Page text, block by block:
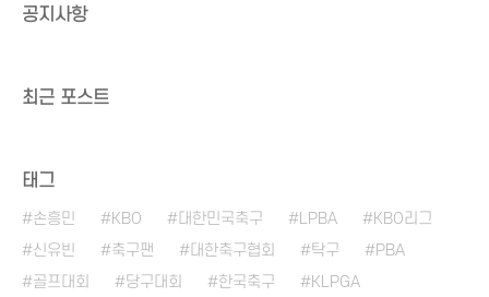
공지사항
최근 포스트
태그
손흥민 KBO 대한민국축구 LPBA
KBO리그
신유빈
축구팬 대한축구협회 탁구
PBA
골프대회
당구대회 한국축구 KLPGA